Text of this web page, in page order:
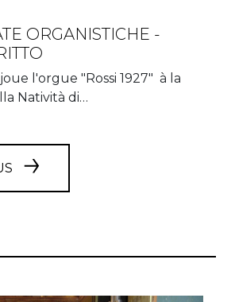
ORGANISTICHE -
l'orgue "Rossi 1927" à la
Natività di…